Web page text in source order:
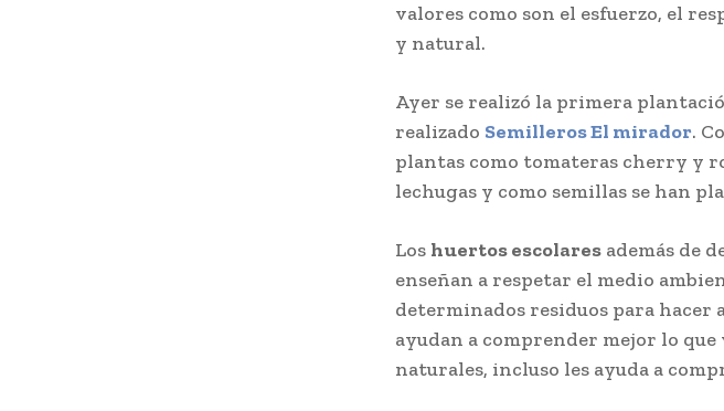
valores como son el esfuerzo, el
y natural.
Ayer se realizó la primera
realizado Semilleros El mirador.
plantas como tomateras cherry y
lechugas y como semillas se han
Los huertos escolares además de
enseñan a respetar el medio
determinados residuos para hacer
ayudan a comprender mejor lo
naturales, incluso les ayuda a